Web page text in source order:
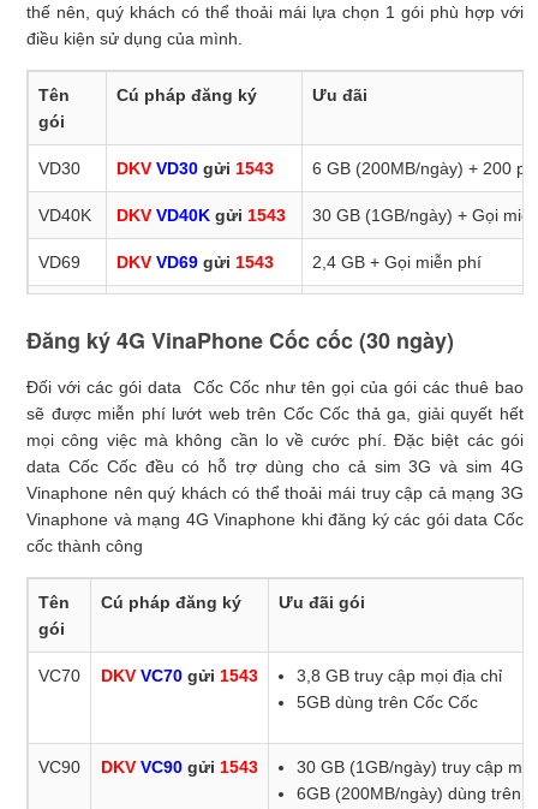
D30P DKV D30P gửi 1543
thế nên, quý khách có thể thoải mái lựa chọn 1 gói phù hợp với
điều kiện sử dụng của mình.
Tên
gói
Cú pháp đăng ký Ưu đãi
VD30 DKV VD30 gửi 1543 6 GB (200MB/ngày) + 200
VD40K DKV VD40K gửi 1543 30 GB (1GB/ngày) + Gọi
VD69 DKV VD69 gửi 1543 2,4 GB + Gọi miễn phí
VD149 120 GB (4GB/ngày) + Gọi
DKV 102 GB
VD300 DKV VD300gửi1543 – Gọi nội mạng≤ 10 phút
VD350 DKV VD350gửi1543 – Gọi nội mạng≤ 10 phút
VD400 DKV
Đăng ký 4G VinaPhone Cốc cốc (30 ngày)
Đối với các gói data Cốc Cốc như tên gọi của gói các thuê bao
sẽ được miễn phí lướt web trên Cốc Cốc thả ga, giải quyết hết
mọi công việc mà không cần lo về cước phí. Đặc biệt các gói
data Cốc Cốc đều có hỗ trợ dùng cho cả sim 3G và sim 4G
Vinaphone nên quý khách có thể thoải mái truy cập cả mạng 3G
Vinaphone và mạng 4G Vinaphone khi đăng ký các gói data Cốc
cốc thành công
Tên
gói
Cú pháp đăng ký Ưu đãi gói
VC70 DKV VC70 gửi 1543
3,8 GB truy cập mọi địa chỉ
5GB dùng trên Cốc Cốc
VC90 DKV VC90 gửi 1543
30 GB (1GB/ngày) truy cập
6GB (200MB/ngày) dùng trên